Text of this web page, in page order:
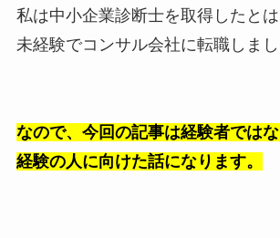
私は中小企業診断士を取得したと
未経験でコンサル会社に転職しまし
なので、今回の記事は経験者では
経験の人に向けた話になります。